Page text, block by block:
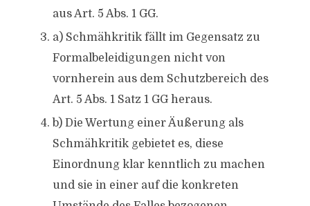
aus Art. 5 Abs. 1 GG.
a) Schmähkritik fällt im Gegensatz zu
Formalbeleidigungen nicht von
vornherein aus dem Schutzbereich des
Art. 5 Abs. 1 Satz 1 GG heraus.
b) Die Wertung einer Äußerung als
Schmähkritik gebietet es, diese
Einordnung klar kenntlich zu machen
und sie in einer auf die konkreten